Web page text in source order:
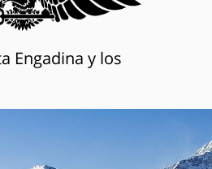
Engadina y los